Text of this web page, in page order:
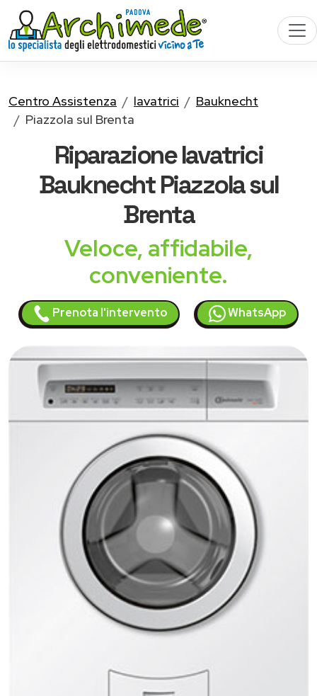
Centro Assistenza lavatrici
Bauknecht
Piazzola sul Brenta
Riparazionelavatrici
BauknechtPiazzola sul
Brenta
Veloce, affidabile,
conveniente.
Prenota l'intervento WhatsApp